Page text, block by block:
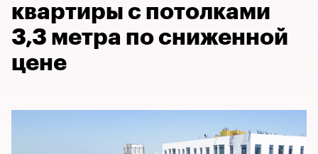
квартиры с потолками
3,3 метра по сниженной
цене